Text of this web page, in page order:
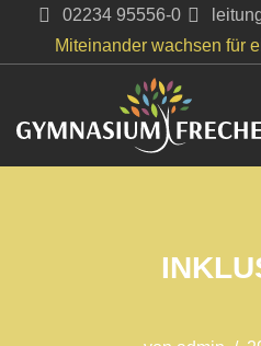
Zum
springen
02234 95556-0
Miteinander wachsen für